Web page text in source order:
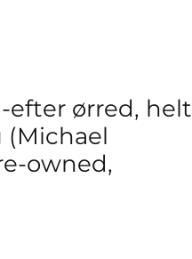
efter ørred, helt
owned,